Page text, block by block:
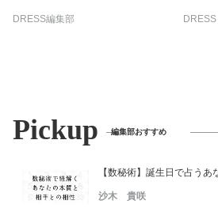
DRESS編集部
Pickup 編集部おすすめ
【数秘術】誕生日で占う
沙木 貴咲